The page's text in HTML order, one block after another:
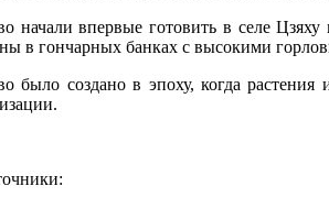
начали впервые готовить в селе
в гончарных банках с высокими
было создано в эпоху, когда